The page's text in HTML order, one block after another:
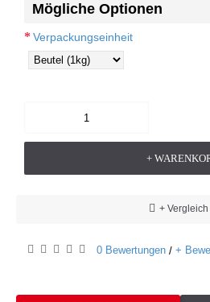
Mögliche Optionen
Verpackungseinheit
+
+ Vergleich
0 Bewertungen / +